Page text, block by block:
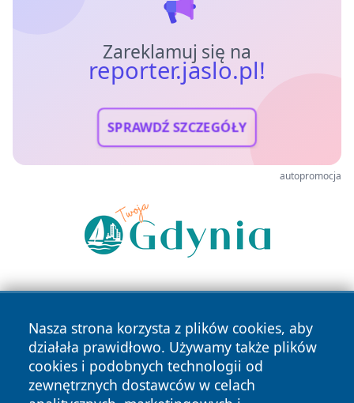
Zareklamuj się na
reporter.jaslo.pl!
SPRAWDŹ SZCZEGÓŁY
autopromocja
Nasza strona korzysta z plików cookies, aby
działała prawidłowo. Używamy także plików
cookies i podobnych technologii od
zewnętrznych dostawców w celach
Copyright © 2026 reporter.jaslo.pl Wszystkie prawa